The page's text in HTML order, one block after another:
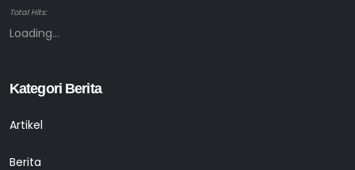
Total Hits:
Loading...
Kategori Berita
Artikel
Berita